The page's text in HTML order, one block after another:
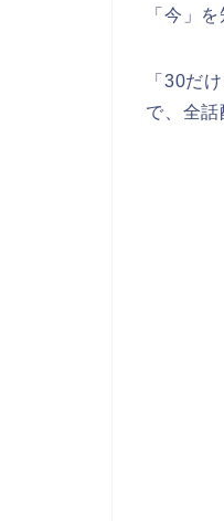
「今」
「30だ
で、全話